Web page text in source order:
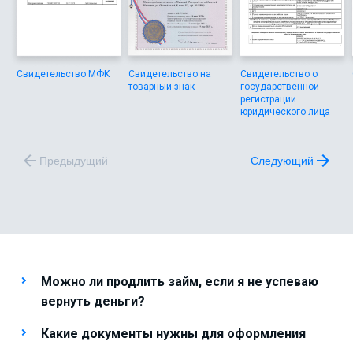
Свидетельство МФК
Свидетельство на
товарный знак
Свидетельство о
государственной
регистрации
юридического лица
Предыдущий Следующий
Можно ли продлить займ, если я не успеваю
вернуть деньги?
Какие документы нужны для оформления